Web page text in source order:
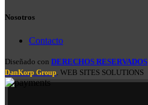
Nosotros
Contacto
Diseñado con DERECHOS RESERVADOS
DanKorp Group. WEB SITES SOLUTIONS